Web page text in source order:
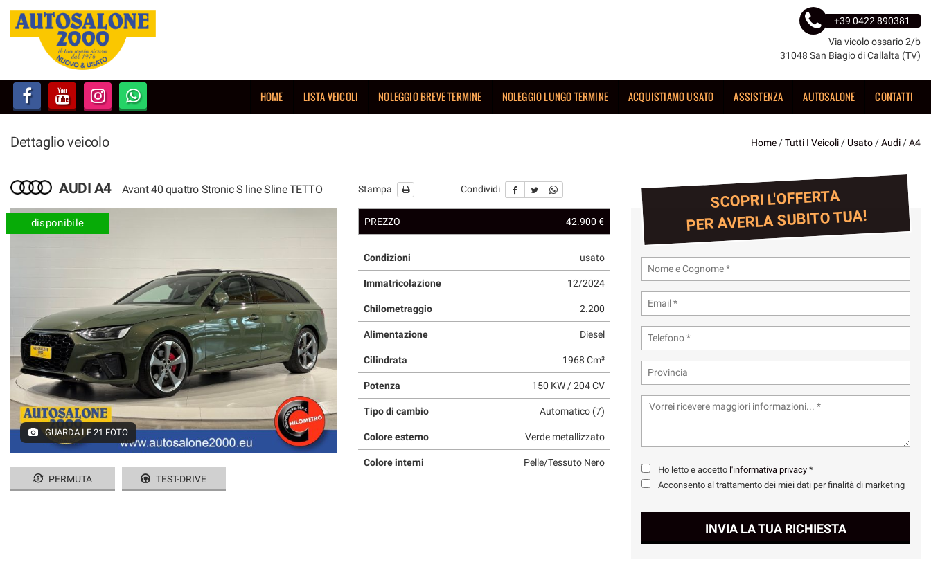
HOME
LISTA VEICOLI
NOLEGGIO BREVE TERMINE
NOLEGGIO LUNGO TERMINE
ACQUISTIAMO USATO
ASSISTENZA
+39 0422 890381
Via vicolo ossario 2/b
31048 San Biagio di Callalta (TV)
HOME LISTA VEICOLI NOLEGGIO BREVE TERMINE NOLEGGIO LUNGO TERMINE ACQUISTIAMO USATO ASSISTENZA AUTOSALONE CONTATTI
Dettaglio veicolo Home /Tutti I Veicoli / Usato /Audi /A4
AUDI A4 Avant 40 quattro Stronic S line Sline TETTO Stampa Condividi
disponibile
GUARDA LE 21 FOTO
PERMUTA TEST-DRIVE
PREZZO 42.900 €
Condizioni usato
Immatricolazione 12/2024
Chilometraggio 2.200
Alimentazione Diesel
Cilindrata 1968 Cm³
Potenza 150 KW / 204 CV
Tipo di cambio Automatico (7)
Colore esterno Verde metallizzato
Colore interni Pelle/Tessuto Nero
SCOPRI L'OFFERTA
PER AVERLA SUBITO TUA!
Ho letto e accetto l'informativa privacy *
Acconsento al trattamento dei miei dati per finalità di marketing
INVIA LA TUA RICHIESTA